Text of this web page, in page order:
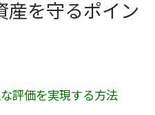
産を守るポイン
評価を実現する方法